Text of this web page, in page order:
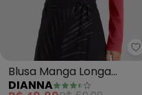
Blusa Manga Longa
(Vermelho)
DIANNA